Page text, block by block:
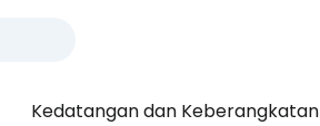
Kedatangan dan Keberangkatan